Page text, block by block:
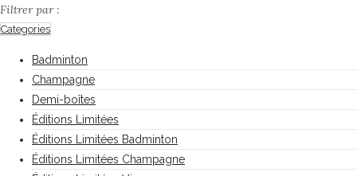
Filtrer par :
Categories
Badminton
Champagne
Demi-boîtes
Éditions Limitées
Éditions Limitées Badminton
Éditions Limitées Champagne